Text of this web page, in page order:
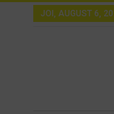
JOI, AUGUST 6,